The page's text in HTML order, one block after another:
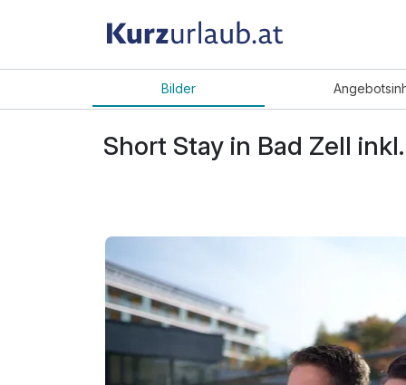
Bilder Angebot
Short Stay in Bad Zell